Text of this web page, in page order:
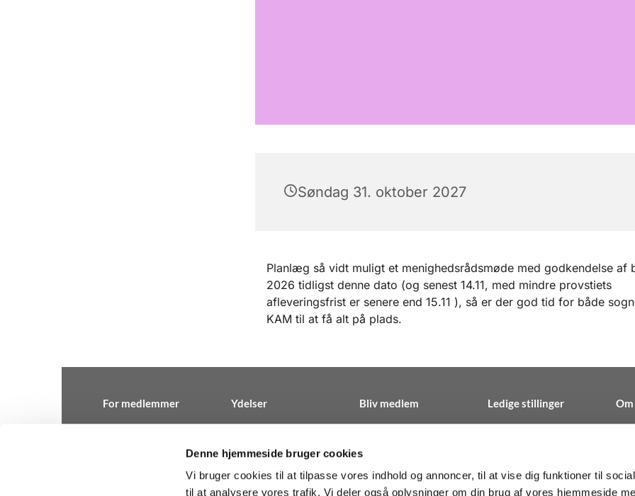
Denne hjemmeside bruger cookies
Vi bruger cookies til at tilpasse vores indhold og annoncer, til at vise dig funktioner til
til at analysere vores trafik. Vi deler også oplysninger om din brug af vores hjemmeside
Søndag 31. oktober 2027
Planlæg så vidt muligt et menighedsrådsmøde med godkendelse af
2026 tidligst denne dato (og senest 14.11, med mindre provstiets
afleveringsfrist er senere end 15.11 ), så er der god tid for både
KAM til at få alt på plads.
For medlemmer Ydelser Bliv medlem Ledige stillinger
Kirkeadministration · Herlev Hovedgade 195C 1.th, 2730 Herlev38 27 10 00
Kontakt